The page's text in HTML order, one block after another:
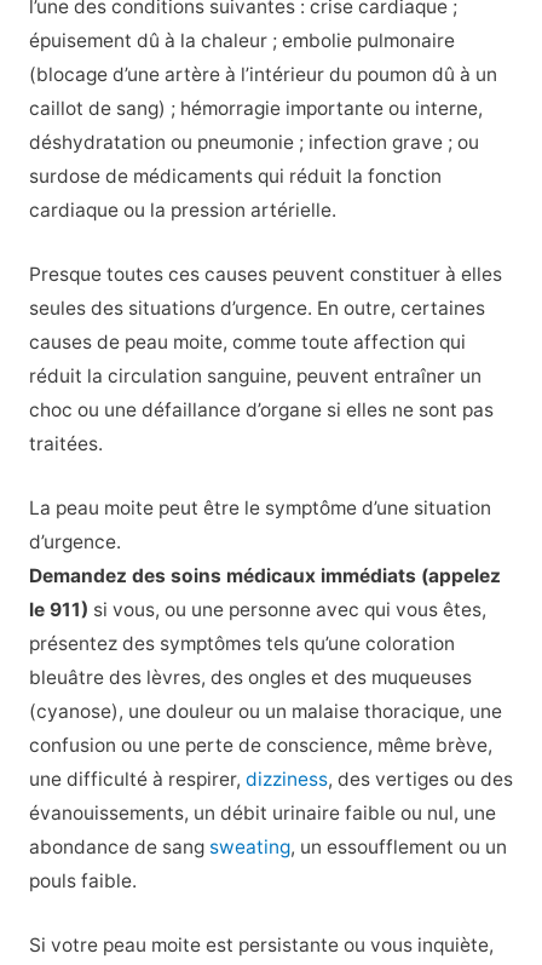
l’une des conditions suivantes : crise cardiaque ;
épuisement dû à la chaleur ; embolie pulmonaire
(blocage d’une artère à l’intérieur du poumon dû à un
caillot de sang) ; hémorragie importante ou interne,
déshydratation ou pneumonie ; infection grave ; ou
surdose de médicaments qui réduit la fonction
cardiaque ou la pression artérielle.
Presque toutes ces causes peuvent constituer à elles
seules des situations d’urgence. En outre, certaines
causes de peau moite, comme toute affection qui
réduit la circulation sanguine, peuvent entraîner un
choc ou une défaillance d’organe si elles ne sont pas
traitées.
La peau moite peut être le symptôme d’une situation
d’urgence.
Demandez des soins médicaux immédiats (appelez
le 911) si vous, ou une personne avec qui vous êtes,
présentez des symptômes tels qu’une coloration
bleuâtre des lèvres, des ongles et des muqueuses
(cyanose), une douleur ou un malaise thoracique, une
confusion ou une perte de conscience, même brève,
une difficulté à respirer, dizziness, des vertiges ou des
évanouissements, un débit urinaire faible ou nul, une
abondance de sang sweating, un essoufflement ou un
pouls faible.
Si votre peau moite est persistante ou vous inquiète,